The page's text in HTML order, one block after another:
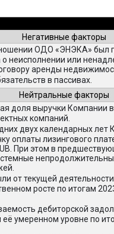
Негативные факторы
ОДО «ЭНЭКА» был
о неисполнении или
аренды
в пассивах.
Нейтральные факторы
доля выручки Компании
компаний.
двух календарных
оплаты лизингового
При этом в
от текущей
росте по итогам
дебиторской
её умеренном уровне по